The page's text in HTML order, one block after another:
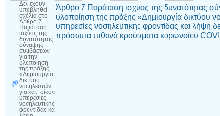
Δεν έχουν
υποβληθεί
σχόλια στο
Άρθρο 7
Παράταση
ισχύος της
δυνατότητας
σύναψης
συμβάσεων
για την
υλοποίηση
της πράξης
«Δημιουργία
δικτύου
νοσηλευτών
για κατ’ οίκον
υπηρεσίες
νοσηλευτικής
φροντίδας και
Άρθρο 7 Παράταση ισχύος της δυνατότητας
υλοποίηση της πράξης «Δημιουργία δικτύου
υπηρεσίες νοσηλευτικής φροντίδας και λήψη
πρόσωπα πιθανά κρούσματα κορωνοϊού